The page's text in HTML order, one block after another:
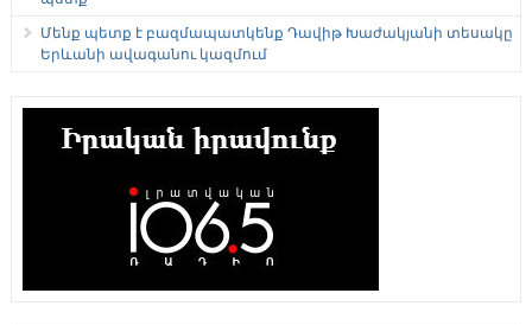
Մենք պետք է բազմապատկենք Դավիթ Խաժակյանի տեսակը
Երևանի ավագանու կազմում